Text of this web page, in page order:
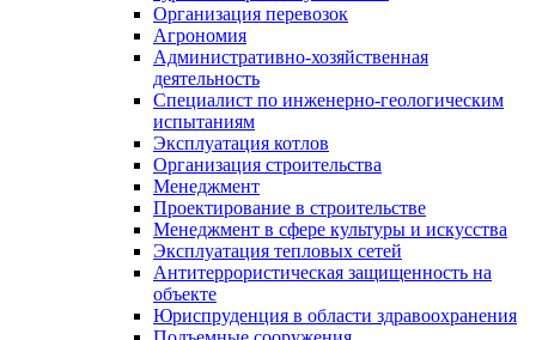
Организация перевозок
Агрономия
Административно-хозяйственная
деятельность
Специалист по инженерно-геологическим
испытаниям
Эксплуатация котлов
Организация строительства
Менеджмент
Проектирование в строительстве
Менеджмент в сфере культуры и искусства
Эксплуатация тепловых сетей
Антитеррористическая защищенность на
объекте
Юриспруденция в области здравоохранения